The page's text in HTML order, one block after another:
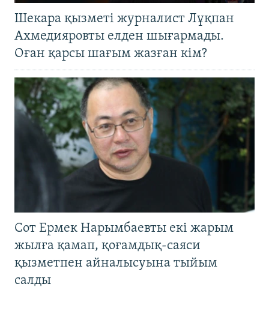
Шекара қызметі журналист Лұқпан
Ахмедияровты елден шығармады.
Оған қарсы шағым жазған кім?
Сот Ермек Нарымбаевты екі жарым
жылға қамап, қоғамдық-саяси
қызметпен айналысуына тыйым
салды